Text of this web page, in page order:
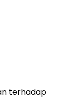
terhadap